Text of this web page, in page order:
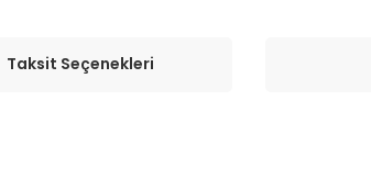
Taksit Seçenekleri